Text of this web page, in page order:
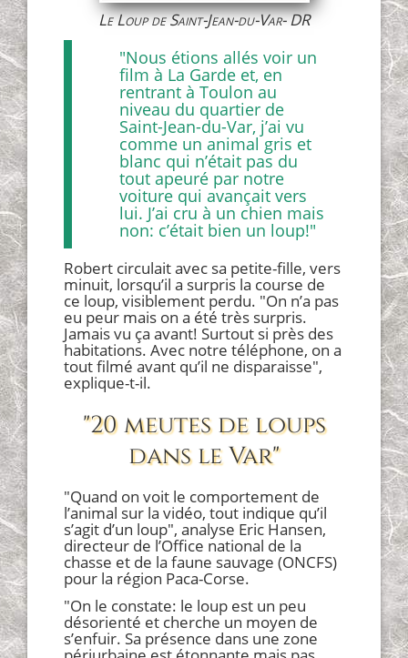
Le Loup de Saint-Jean-du-Var- DR
"Nous étions allés voir un
film à La Garde et, en
rentrant à Toulon au
niveau du quartier de
Saint-Jean-du-Var, j’ai vu
comme un animal gris et
blanc qui n’était pas du
tout apeuré par notre
voiture qui avançait vers
lui. J’ai cru à un chien mais
non: c’était bien un loup!"
Robert circulait avec sa petite-fille, vers
minuit, lorsqu’il a surpris la course de
ce loup, visiblement perdu. "On n’a pas
eu peur mais on a été très surpris.
Jamais vu ça avant! Surtout si près des
habitations. Avec notre téléphone, on a
tout filmé avant qu’il ne disparaisse",
explique-t-il.
"20 meutes de loups
dans le Var"
"Quand on voit le comportement de
l’animal sur la vidéo, tout indique qu’il
s’agit d’un loup", analyse Eric Hansen,
directeur de l’Office national de la
chasse et de la faune sauvage (ONCFS)
pour la région Paca-Corse.
"On le constate: le loup est un peu
désorienté et cherche un moyen de
s’enfuir. Sa présence dans une zone